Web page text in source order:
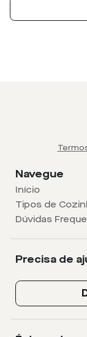
Navegue
Início
Tipos de
Dúvidas
Precisa de